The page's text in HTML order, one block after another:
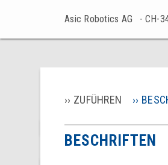
Asic Robotics AG ∙ CH-
ZUFÜHREN
BESCHRIFTEN